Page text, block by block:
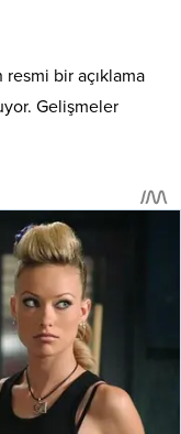
bir açıklama
Gelişmeler